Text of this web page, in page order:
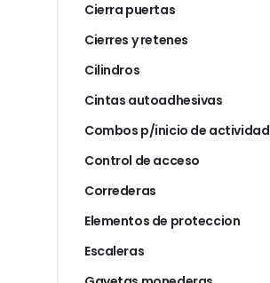
Cierra puertas
Cierres y retenes
Cilindros
Cintas autoadhesivas
Combos p/inicio de actividad
Control de acceso
Correderas
Elementos de proteccion
Escaleras